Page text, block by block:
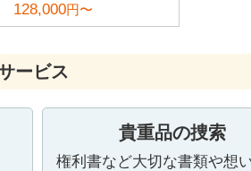
128,000円〜
ービス
貴重品の捜索
権利書など大切な書類や想